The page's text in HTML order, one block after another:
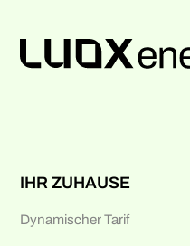
IHR ZUHAUSE
Dynamischer Tarif